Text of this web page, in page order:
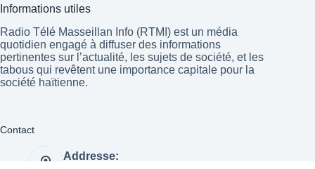
Informations utiles
Radio Télé Masseillan Info (RTMI) est un média
quotidien engagé à diffuser des informations
pertinentes sur l’actualité, les sujets de société, et les
tabous qui revêtent une importance capitale pour la
société haïtienne.
Contact
Addresse: